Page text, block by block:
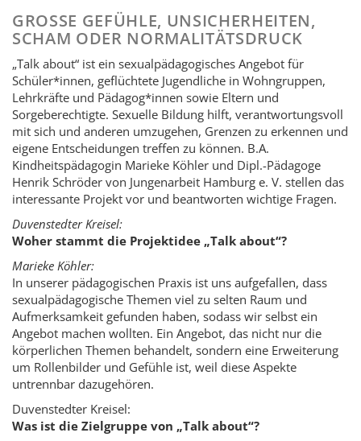
GROSSE GEFÜHLE, UNSICHERHEITEN, S
CHAM ODER NORMALITÄTSDRUCK
„Talk about“ ist ein sexualpädagogisches Angebot für
Schüler*innen, geflüchtete Jugendliche in Wohngruppen,
Lehrkräfte und Pädagog*innen sowie Eltern und
Sorgeberechtigte. Sexuelle Bildung hilft, verantwortungsvoll
mit sich und anderen umzugehen, Grenzen zu erkennen und
eigene Entscheidungen treffen zu können. B.A.
Kindheitspädagogin Marieke Köhler und Dipl.-Pädagoge
Henrik Schröder von Jungenarbeit Hamburg e. V. stellen das
interessante Projekt vor und beantworten wichtige Fragen.
Duven­stedter Kreisel:
Woher stammt die Projektidee „Talk about“?
Marieke Köhler:
In unserer pädagogischen Praxis ist uns aufgefallen, dass
sexualpädagogische Themen viel zu selten Raum und
Aufmerksamkeit gefunden haben, sodass wir selbst ein
Angebot machen wollten. Ein Angebot, das nicht nur die
körperlichen Themen behandelt, sondern eine Erweiterung
um Rollenbilder und Gefühle ist, weil diese Aspekte
untrennbar dazugehören.
Duvenstedter Kreisel:
Was ist die Zielgruppe von „Talk about“?